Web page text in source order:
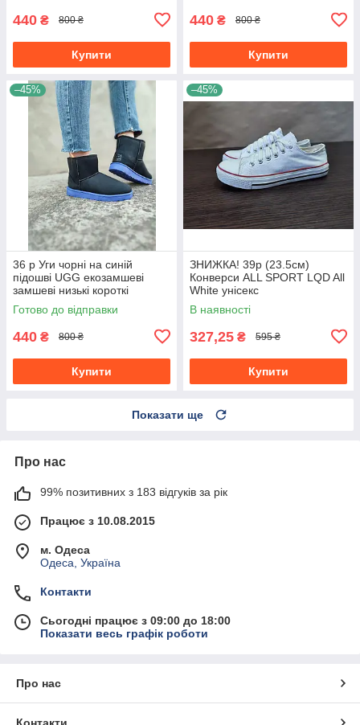
440 ₴ 800 ₴
Купити
440 ₴ 800 ₴
Купити
–45%
36 р Уги чорні на синій
підошві UGG екозамшеві
замшеві низькі короткі
черевики чоботи зимові
Готово до відправки
440 ₴ 800 ₴
Купити
–45%
ЗНИЖКА! 39р (23.5см)
Конверси ALL SPORT LQD All
White унісекс
В наявності
327,25 ₴ 595 ₴
Купити
Показати ще
Про нас
99% позитивних з 183 відгуків за рік
Працює з 10.08.2015
м. Одеса
Одеса, Україна
Контакти
Сьогодні працює з 09:00 до 18:00
Показати весь графік роботи
Про нас